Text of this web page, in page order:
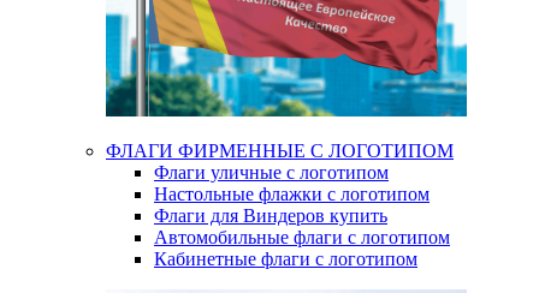
ФЛАГИ ФИРМЕННЫЕ С ЛОГОТИПОМ
Флаги уличные с логотипом
Настольные флажки с логотипом
Флаги для Виндеров купить
Автомобильные флаги с логотипом
Кабинетные флаги с логотипом